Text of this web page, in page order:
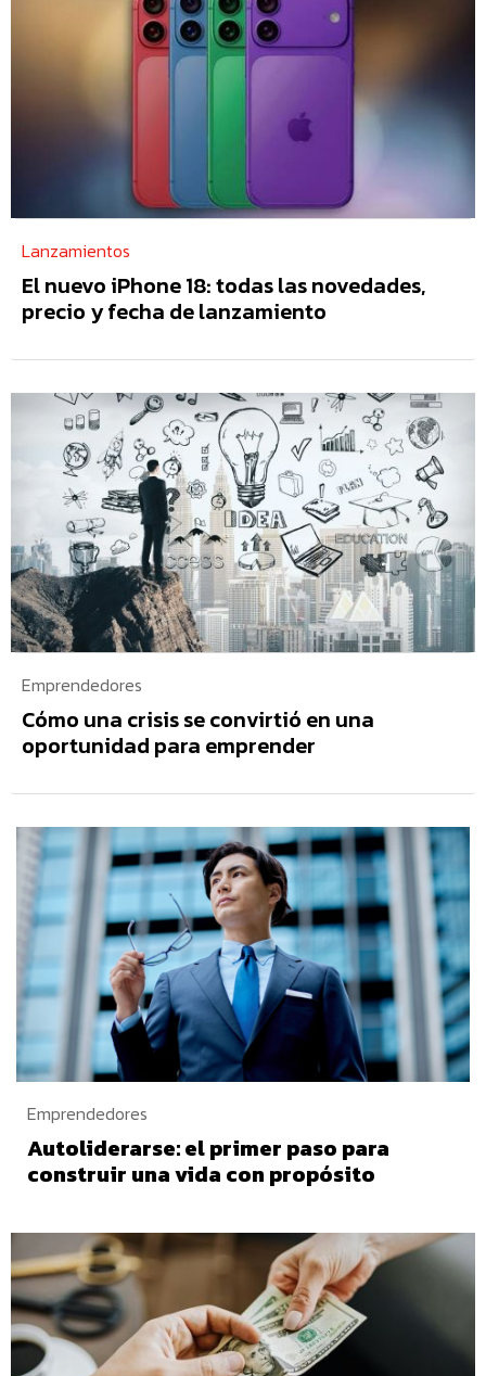
Lanzamientos
El nuevo iPhone 18: todas las novedades,
precio y fecha de lanzamiento
Emprendedores
Cómo una crisis se convirtió en una
oportunidad para emprender
Emprendedores
Autoliderarse: el primer paso para
construir una vida con propósito